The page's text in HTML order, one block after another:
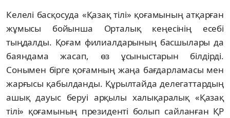
Келелі басқосуда «Қазақ тілі» қоғамының атқарған
жұмысы бойынша Орталық кеңесінің есебі
тыңдалды. Қоғам филиалдарының басшылары да
баяндама жасап, өз ұсыныстарын білдірді.
Сонымен бірге қоғамның жаңа бағдарламасы мен
жарғысы қабылданды. Құрылтайда делегаттардың
ашық дауыс беруі арқылы халықаралық «Қазақ
тілі» қоғамының президенті болып сайланған ҚР